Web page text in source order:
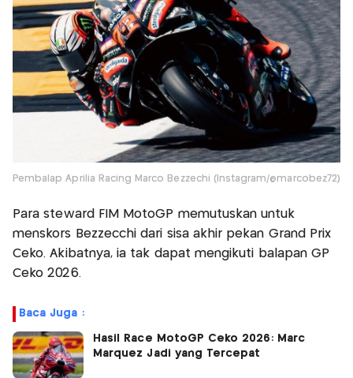
Pembalap Aprilia Racing Marco Bezzechi (Instagram/@marcobez72)
Para steward FIM MotoGP memutuskan untuk
menskors Bezzecchi dari sisa akhir pekan Grand Prix
Ceko. Akibatnya, ia tak dapat mengikuti balapan GP
Ceko 2026.
Baca Juga :
Hasil Race MotoGP Ceko 2026: Marc
Marquez Jadi yang Tercepat